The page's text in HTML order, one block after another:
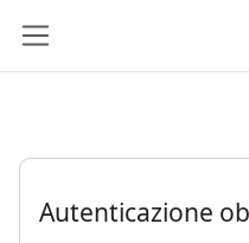
Autenticazione